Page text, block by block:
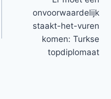
onvoorwaardelijk
staakt-het-vuren
komen: Turkse
topdiplomaat